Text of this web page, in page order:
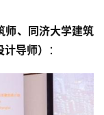
师、同济大学建筑
导师）
：